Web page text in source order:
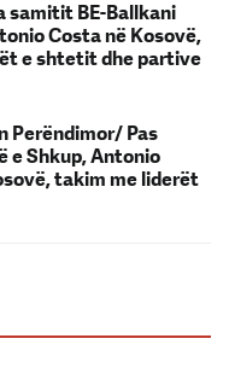
samitit BE-Ballkani
Costa në Kosovë,
e shtetit dhe partive
Perëndimor/ Pas
e Shkup, Antonio
takim me liderët